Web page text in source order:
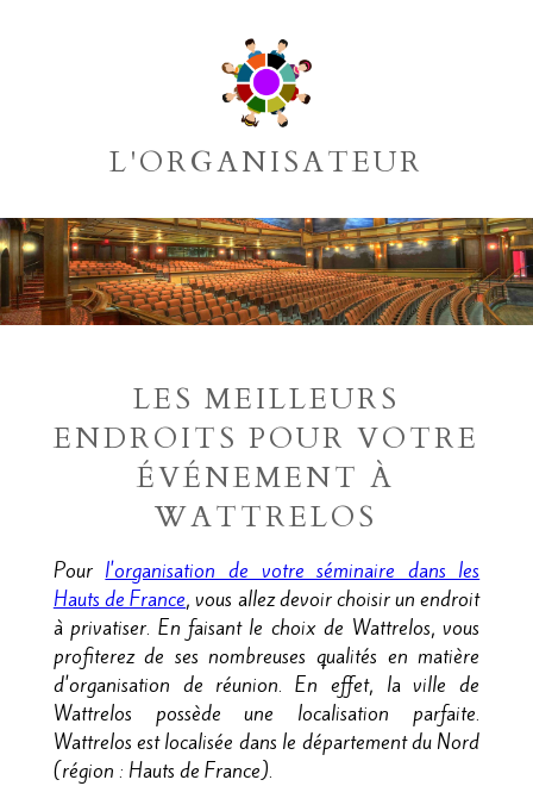
L'ORGANISATEUR
LES MEILLEURS
ENDROITS POUR VOTRE
ÉVÉNEMENT À
WATTRELOS
Pour l'organisation de votre séminaire dans les
Hauts de France, vous allez devoir choisir un endroit
à privatiser. En faisant le choix de Wattrelos, vous
profiterez de ses nombreuses qualités en matière
d'organisation de réunion. En effet, la ville de
Wattrelos possède une localisation parfaite.
Wattrelos est localisée dans le département du Nord
(région : Hauts de France).